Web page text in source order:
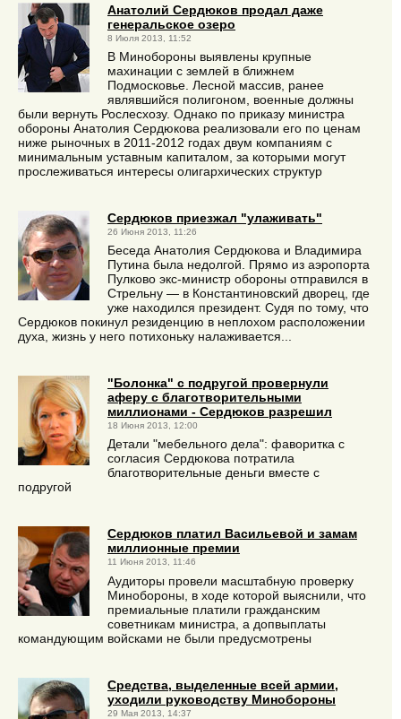
Анатолий Сердюков продал даже
генеральское озеро
8 Июля 2013, 11:52
В Минобороны выявлены крупные
махинации с землей в ближнем
Подмосковье. Лесной массив, ранее
являвшийся полигоном, военные должны
были вернуть Рослесхозу. Однако по приказу министра
обороны Анатолия Сердюкова реализовали его по ценам
ниже рыночных в 2011-2012 годах двум компаниям с
минимальным уставным капиталом, за которыми могут
прослеживаться интересы олигархических структур
Сердюков приезжал "улаживать"
26 Июня 2013, 11:26
Беседа Анатолия Сердюкова и Владимира
Путина была недолгой. Прямо из аэропорта
Пулково экс-министр обороны отправился в
Стрельну — в Константиновский дворец, где
уже находился президент. Судя по тому, что
Сердюков покинул резиденцию в неплохом расположении
духа, жизнь у него потихоньку налаживается...
"Болонка" с подругой провернули
аферу с благотворительными
миллионами - Сердюков разрешил
18 Июня 2013, 12:00
Детали "мебельного дела": фаворитка с
согласия Сердюкова потратила
благотворительные деньги вместе с
подругой
Сердюков платил Васильевой и замам
миллионные премии
11 Июня 2013, 11:46
Аудиторы провели масштабную проверку
Минобороны, в ходе которой выяснили, что
премиальные платили гражданским
советникам министра, а допвыплаты
командующим войсками не были предусмотрены
Средства, выделенные всей армии,
уходили руководству Минобороны
29 Мая 2013, 14:37